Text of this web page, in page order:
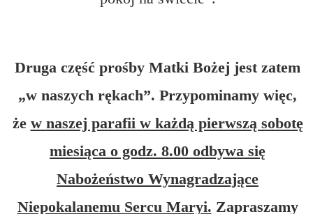
Druga część prośby Matki Bożej jest zatem
„w naszych rękach”. Przypominamy więc,
że w naszej parafii w każdą pierwszą sobotę
miesiąca o godz. 8.00 odbywa się
Nabożeństwo Wynagradzające
Niepokalanemu Sercu Maryi. Zapraszamy